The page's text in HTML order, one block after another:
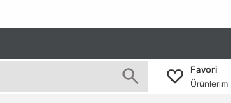
Favori
Ürünlerim